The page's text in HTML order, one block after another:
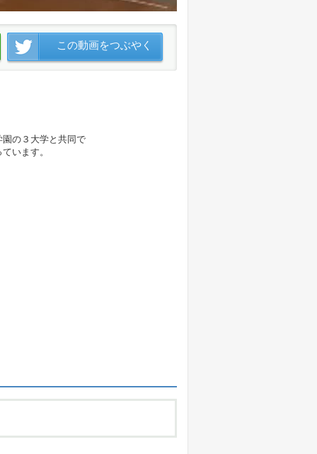
この動画をつぶやく
の３大学と共同で
います。